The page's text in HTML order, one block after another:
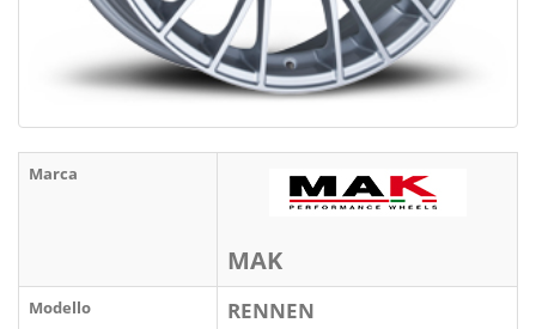
Marca
MAK
Modello RENNEN